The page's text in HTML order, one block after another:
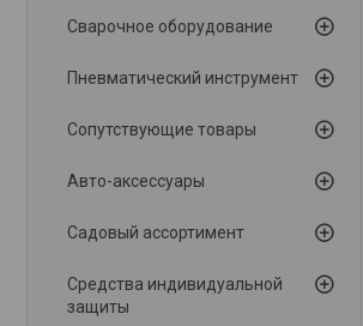
Сварочное оборудование
Пневматический инструмент
Сопутствующие товары
Авто-аксессуары
Садовый ассортимент
Средства индивидуальной
защиты